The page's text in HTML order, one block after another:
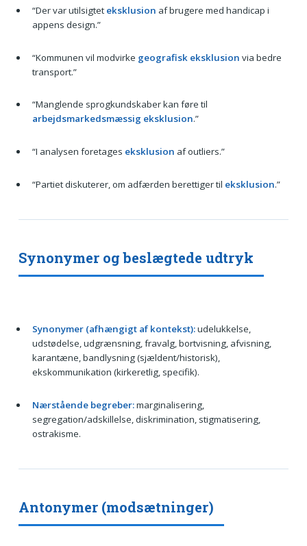
“Der var utilsigtet eksklusion af brugere med handicap i
appens design.”
“Kommunen vil modvirke geografisk eksklusion via bedre
transport.”
“Manglende sprogkundskaber kan føre til
arbejdsmarkedsmæssig eksklusion.”
“I analysen foretages eksklusion af outliers.”
“Partiet diskuterer, om adfærden berettiger til eksklusion.”
Synonymer og beslægtede udtryk
Synonymer (afhængigt af kontekst):udelukkelse,
udstødelse, udgrænsning, fravalg, bortvisning, afvisning,
karantæne, bandlysning (sjældent/historisk),
ekskommunikation (kirkeretlig, specifik).
Nærstående begreber:marginalisering,
segregation/adskillelse, diskrimination, stigmatisering,
ostrakisme.
Antonymer (modsætninger)